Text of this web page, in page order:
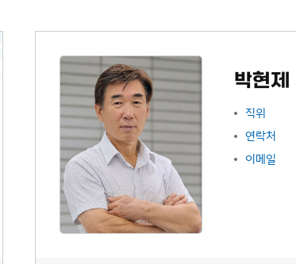
박현제
직위
연락처
이메일